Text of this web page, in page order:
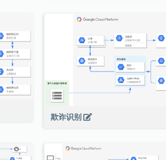
欺诈识别